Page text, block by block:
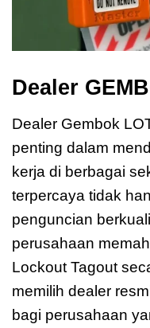
Dealer
Dealer Gembok
penting dalam
kerja di berbagai
terpercaya tidak
penguncian
perusahaan
Lockout Tagout
memilih dealer
bagi perusahaan